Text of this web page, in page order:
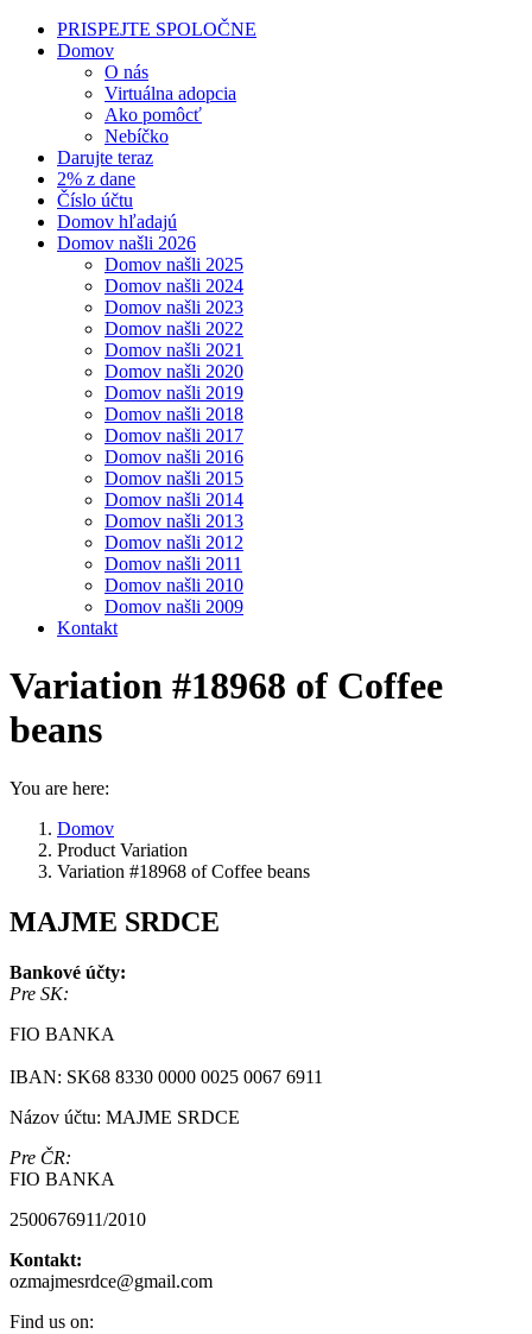
PRISPEJTE SPOLOČNE
Domov
O nás
Virtuálna adopcia
Ako pomôcť
Nebíčko
Darujte teraz
2% z dane
Číslo účtu
Domov hľadajú
Domov našli 2026
Domov našli 2025
Domov našli 2024
Domov našli 2023
Domov našli 2022
Domov našli 2021
Domov našli 2020
Domov našli 2019
Domov našli 2018
Domov našli 2017
Domov našli 2016
Domov našli 2015
Domov našli 2014
Domov našli 2013
Domov našli 2012
Domov našli 2011
Domov našli 2010
Domov našli 2009
Kontakt
Variation #18968 of Coffee
beans
You are here:
Domov
Product Variation
Variation #18968 of Coffee beans
MAJME SRDCE
Bankové účty:
Pre SK:
FIO BANKA
IBAN: SK68 8330 0000 0025 0067 6911
Názov účtu: MAJME SRDCE
Pre ČR:
FIO BANKA
2500676911/2010
Kontakt:
ozmajmesrdce@gmail.com
Find us on: